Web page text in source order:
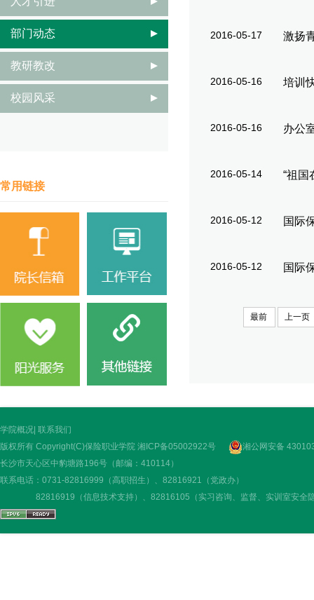
2016-05-17 激扬
2016-05-16 培训
2016-05-16 办公
2016-05-14 “祖国
2016-05-12 国际
2016-05-12 国际
最前 上一页
部门动态
教研教改
校园风采
常用链接
学院概况 联系我们
版权所有 Copyright(C)保险职业学院 湘ICP备05002922号
湘公网安备
长沙市天心区中豹塘路196号（邮编：410114）
联系电话：0731-82816999（高职招生）、82816921（党政办）
82816919（信息技术支持）、82816105（实习咨询、监督、实训室安全